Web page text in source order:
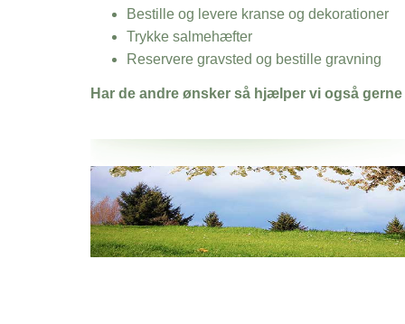
Bestille og levere kranse og dekorationer
Trykke salmehæfter
Reservere gravsted og bestille gravning
Har de andre ønsker så hjælper vi også gerne
Her hos os får du altid en god afslutning når det gælder
Prisbillig Begravelse I Harboøre
vi hjælper i alle faser af begravelsel